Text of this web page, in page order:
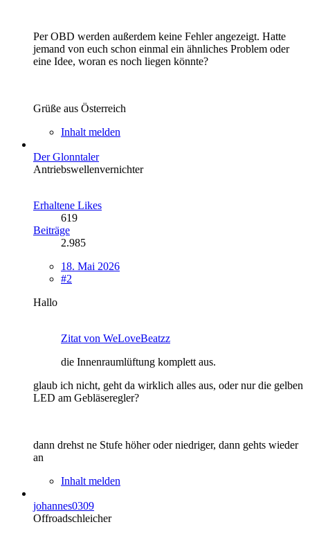
Per OBD werden außerdem keine Fehler angezeigt. Hatte
jemand von euch schon einmal ein ähnliches Problem oder
eine Idee, woran es noch liegen könnte?
Grüße aus Österreich
Inhalt melden
Der Glonntaler
Antriebswellenvernichter
Erhaltene Likes
619
Beiträge
2.985
18. Mai 2026
#2
Hallo
Zitat von WeLoveBeatzz
die Innenraumlüftung komplett aus.
glaub ich nicht, geht da wirklich alles aus, oder nur die gelben
LED am Gebläseregler?
dann drehst ne Stufe höher oder niedriger, dann gehts wieder
an
Inhalt melden
johannes0309
Offroadschleicher